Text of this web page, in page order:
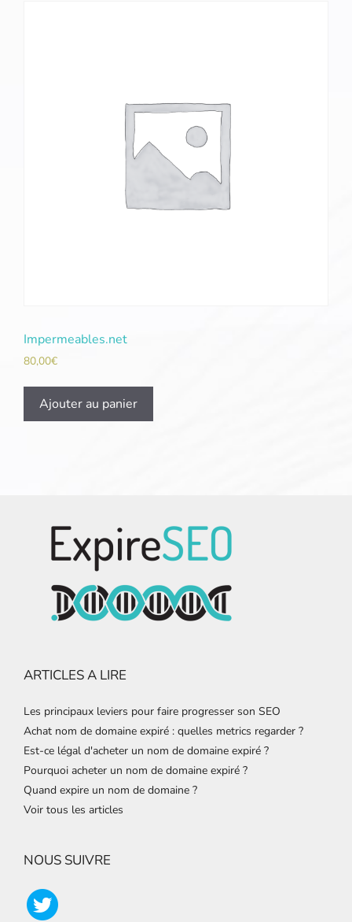
Impermeables.net
80,00€
Ajouter au panier
ARTICLES A LIRE
Les principaux leviers pour faire progresser son SEO
Achat nom de domaine expiré : quelles metrics regarder ?
Est-ce légal d'acheter un nom de domaine expiré ?
Pourquoi acheter un nom de domaine expiré ?
Quand expire un nom de domaine ?
Voir tous les articles
NOUS SUIVRE